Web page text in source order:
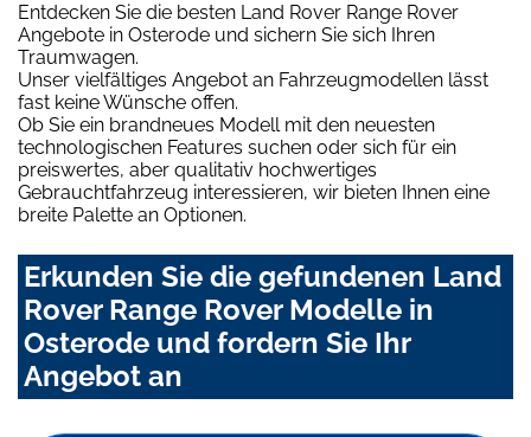
Entdecken Sie die besten Land Rover Range Rover
Angebote in Osterode und sichern Sie sich Ihren
Traumwagen.
Unser vielfältiges Angebot an Fahrzeugmodellen lässt
fast keine Wünsche offen.
Ob Sie ein brandneues Modell mit den neuesten
technologischen Features suchen oder sich für ein
preiswertes, aber qualitativ hochwertiges
Gebrauchtfahrzeug interessieren, wir bieten Ihnen eine
breite Palette an Optionen.
Erkunden Sie die gefundenen Land
Rover Range Rover Modelle in
Osterode und fordern Sie Ihr
Angebot an